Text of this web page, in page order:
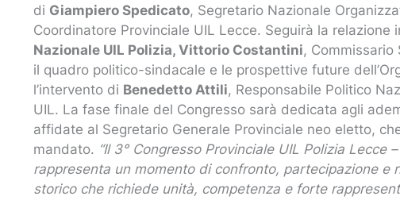
di Giampiero Spedicato, Segretario Nazionale
Coordinatore Provinciale UIL Lecce. Seguirà la relazione
Nazionale UIL Polizia, Vittorio Costantini, Commissario
il quadro politico-sindacale e le prospettive future
l’intervento di Benedetto Attili, Responsabile Politico
UIL. La fase finale del Congresso sarà dedicata agli
affidate al Segretario Generale Provinciale neo eletto,
mandato. “Il 3° Congresso Provinciale UIL Polizia Lecce
rappresenta un momento di confronto, partecipazione e
storico che richiede unità, competenza e forte